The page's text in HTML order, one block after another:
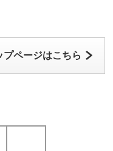
ページはこちら